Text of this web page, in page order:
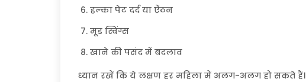
हल्का पेट दर्द या ऐंठन
मूड स्विंग्स
खाने की पसंद में बदलाव
ध्यान रखें कि ये लक्षण हर महिला में अलग-अलग हो सकते हैं।